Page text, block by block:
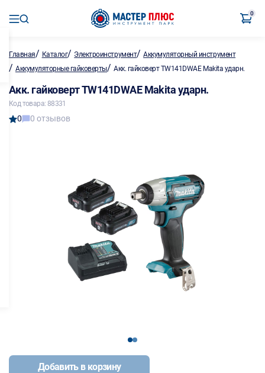
0
Главная/ Каталог/ Электроинструмент/Аккумуляторный инструмент
/ Аккумуляторные гайковерты/ Акк. гайковерт TW141DWAE Makita ударн.
Акк. гайковерт TW141DWAE Makita ударн.
Код товара: 88331
0 0 отзывов
12
Добавить в корзину